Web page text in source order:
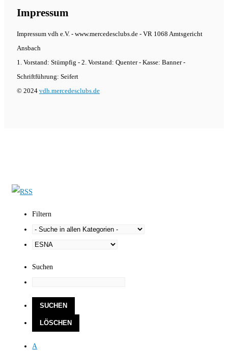
Impressum
Impressum vdh e.V. - www.mercedesclubs.de - VR 1068 Amtsgericht
Ansbach
1. Vorstand: Stümpfig - 2. Vorstand: Quenter - Kasse: Banner -
Schriftführung: Seifert
© 2024 vdh.mercedesclubs.de
Filtern
Suchen
A